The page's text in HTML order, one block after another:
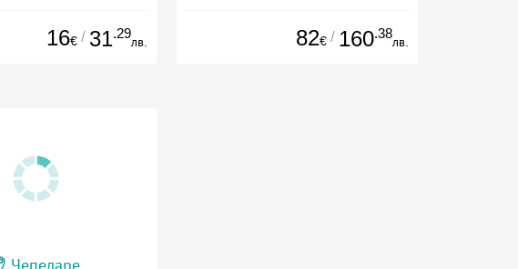
16€ / 31.29
лв. 82€ / 160.38
лв.
Чепеларе